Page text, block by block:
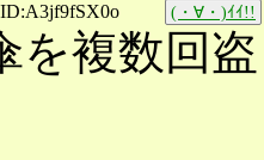
ID:A3jf9fSX0o (・∀・)ｲｲ!!
を複数回